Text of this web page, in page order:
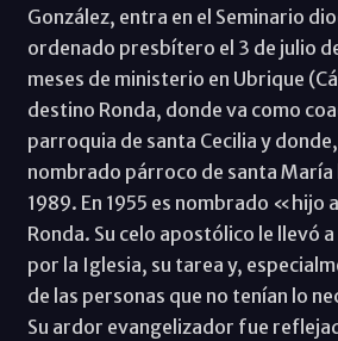
González, entra en el Seminario
ordenado presbítero el 3 de julio
meses de ministerio en Ubrique
destino Ronda, donde va como
parroquia de santa Cecilia y
nombrado párroco de santa
1989. En 1955 es nombrado
Ronda. Su celo apostólico le llevó
por la Iglesia, su tarea y,
de las personas que no tenían lo
Su ardor evangelizador fue